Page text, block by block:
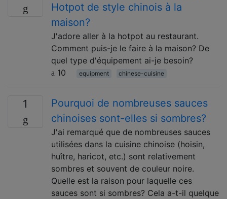
Hotpot de style chinois à la
maison?
J'adore aller à la hotpot au restaurant.
Comment puis-je le faire à la maison? De
quel type d'équipement ai-je besoin?
10
equipment chinese-cuisine
1
Pourquoi de nombreuses sauces
chinoises sont-elles si sombres?
J'ai remarqué que de nombreuses sauces
utilisées dans la cuisine chinoise (hoisin,
huître, haricot, etc.) sont relativement
sombres et souvent de couleur noire.
Quelle est la raison pour laquelle ces
sauces sont si sombres? Cela a-t-il quelque